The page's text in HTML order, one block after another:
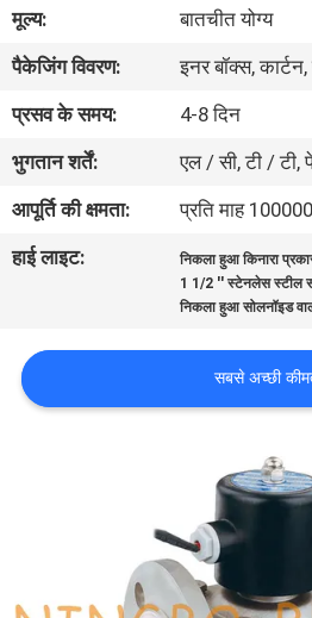
गुणवत्ता
नियंत्रण
हमसे
संपर्क
करें
उद्धरण
मांगें
मूल्य:
बातचीत योग्य
पैकेजिंग विवरण:
इनर बॉक्स,
प्रसव के समय:
4-8 दिन
भुगतान शर्तें:
एल / सी, टी / टी,
आपूर्ति की क्षमता:
प्रति माह
हाई लाइट:
निकला हुआ किनारा
1 1/2 '' स्टेनलेस स्टील
निकला हुआ सोलनॉइड
सबसे अच्छी